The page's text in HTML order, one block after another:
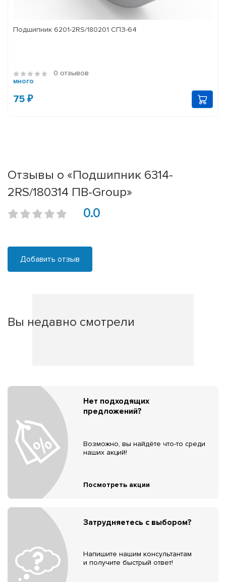
Подшипник 6201-2RS/180201 СПЗ-64
0 отзывов
много
75 ₽
Отзывы о «Подшипник 6314-
2RS/180314 ПВ-Group»
0.0
Добавить отзыв
Вы недавно смотрели
Нет подходящих
предложений?
Возможно, вы найдёте что-то среди
наших акций!
Посмотреть акции
Затрудняетесь с выбором?
Напишите нашим консультантам
и получите быстрый ответ!